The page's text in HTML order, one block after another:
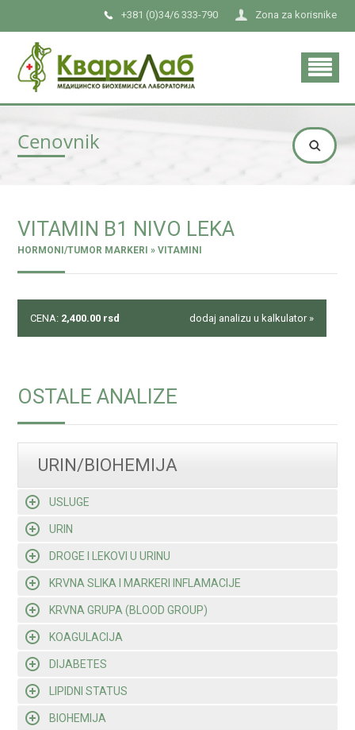
Zona za korisnike
+381 (0)34/6 333-790
Cenovnik
VITAMIN B1 NIVO LEKA
HORMONI/TUMOR MARKERI » VITAMINI
CENA: 2,400.00 rsd dodaj analizu u kalkulator »
OSTALE ANALIZE
URIN/BIOHEMIJA
USLUGE
URIN
DROGE I LEKOVI U URINU
KRVNA SLIKA I MARKERI INFLAMACIJE
KRVNA GRUPA (BLOOD GROUP)
KOAGULACIJA
DIJABETES
LIPIDNI STATUS
BIOHEMIJA